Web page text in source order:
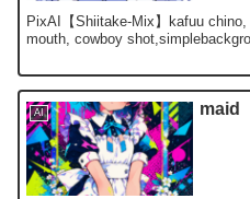
PixAI【Shiitake-Mix】kafuu
mouth, cowboy
AI maid